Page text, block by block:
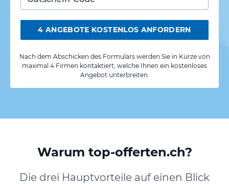
4 ANGEBOTE KOSTENLOS ANFORDERN
Nach dem Abschicken des Formulars werden Sie in Kürze von
maximal 4 Firmen kontaktiert, welche Ihnen ein kostenloses
Angebot unterbreiten.
Warum top-offerten.ch?
Die drei Hauptvorteile auf einen Blick